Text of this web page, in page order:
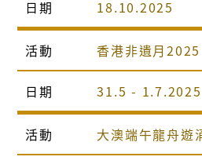
日期 18.10.2025
活動 香港非遺月2025
日期 31.5 - 1.7.2025
活動 大澳端午龍舟遊